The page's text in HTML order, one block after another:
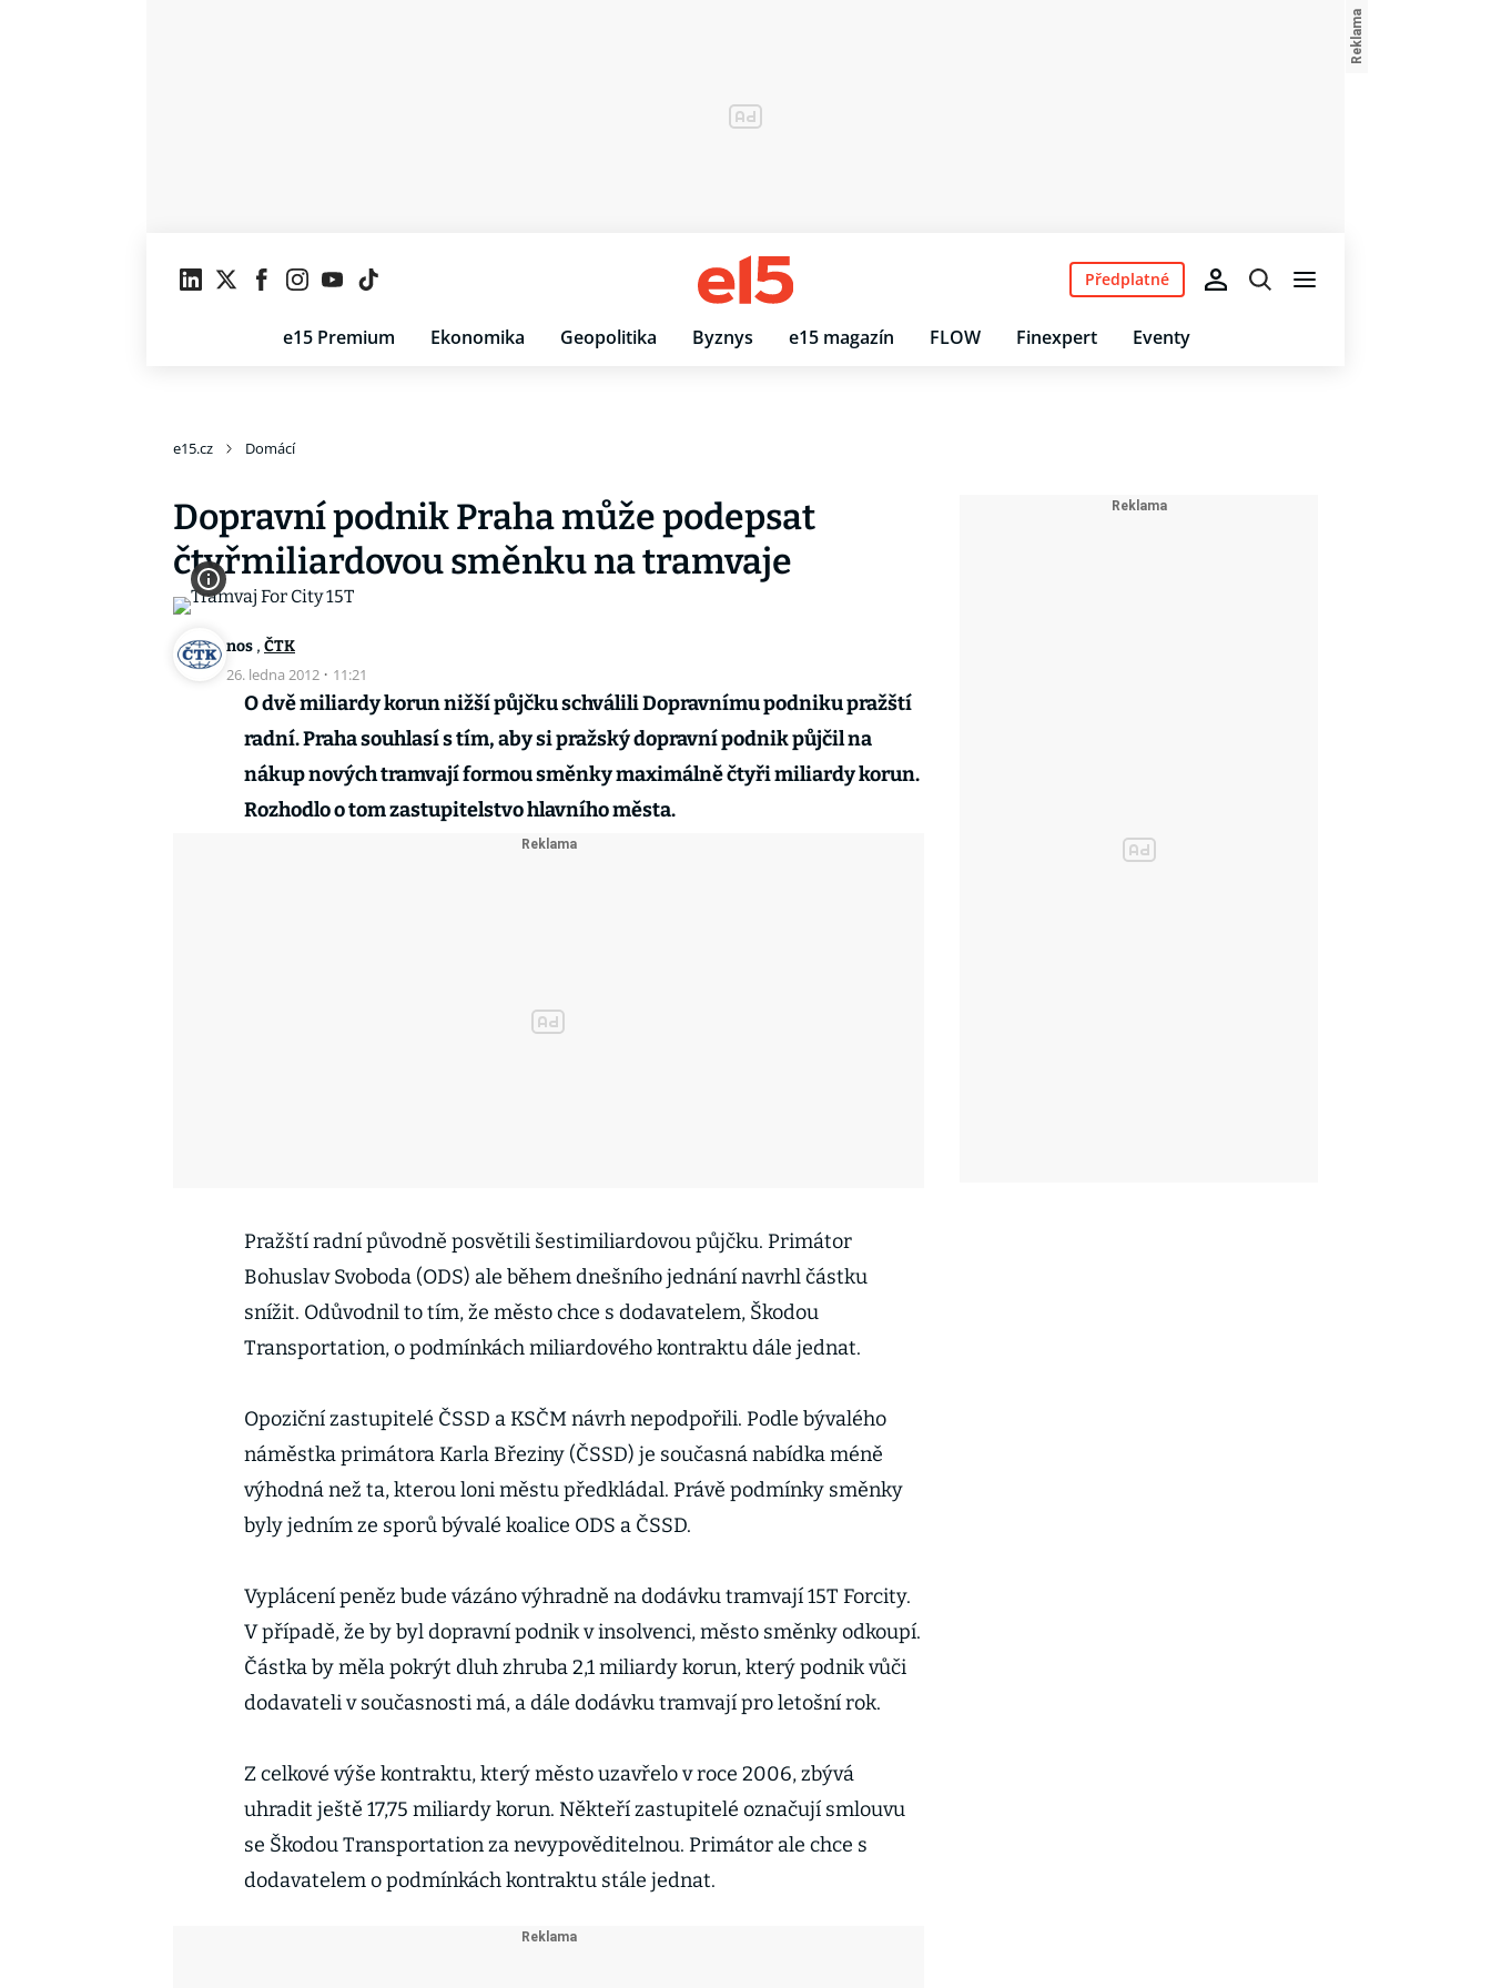
e15 Premium Ekonomika Geopolitika Byznys e15 magazín FLOW Finexpert Eventy
Předplatné
e15.cz Domácí
Dopravní podnik Praha může podepsat
čtyřmiliardovou směnku na tramvaje
nos , ČTK
26. ledna 2012 · 11:21
O dvě miliardy korun nižší půjčku schválili Dopravnímu podniku pražští
radní. Praha souhlasí s tím, aby si pražský dopravní podnik půjčil na
nákup nových tramvají formou směnky maximálně čtyři miliardy korun.
Rozhodlo o tom zastupitelstvo hlavního města.
Pražští radní původně posvětili šestimiliardovou půjčku. Primátor
Bohuslav Svoboda (ODS) ale během dnešního jednání navrhl částku
snížit. Odůvodnil to tím, že město chce s dodavatelem, Škodou
Transportation, o podmínkách miliardového kontraktu dále jednat.
Opoziční zastupitelé ČSSD a KSČM návrh nepodpořili. Podle bývalého
náměstka primátora Karla Březiny (ČSSD) je současná nabídka méně
výhodná než ta, kterou loni městu předkládal. Právě podmínky směnky
byly jedním ze sporů bývalé koalice ODS a ČSSD.
Vyplácení peněz bude vázáno výhradně na dodávku tramvají 15T Forcity.
V případě, že by byl dopravní podnik v insolvenci, město směnky odkoupí.
Částka by měla pokrýt dluh zhruba 2,1 miliardy korun, který podnik vůči
dodavateli v současnosti má, a dále dodávku tramvají pro letošní rok.
Z celkové výše kontraktu, který město uzavřelo v roce 2006, zbývá
uhradit ještě 17,75 miliardy korun. Někteří zastupitelé označují smlouvu
se Škodou Transportation za nevypověditelnou. Primátor ale chce s
dodavatelem o podmínkách kontraktu stále jednat.